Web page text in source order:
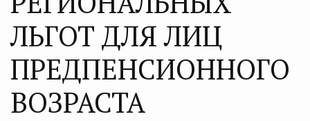
ЛЬГОТ ДЛЯ ЛИЦ
ПРЕДПЕНСИОННОГО
ВОЗРАСТА